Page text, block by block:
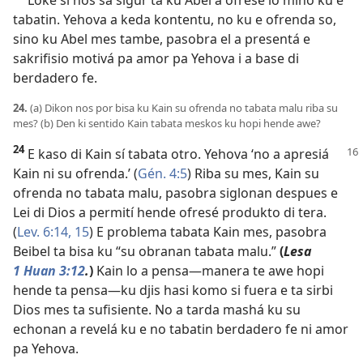
tabatin. Yehova a keda kontentu, no ku e ofrenda so,
sino ku Abel mes tambe, pasobra el a presentá e
sakrifisio motivá pa amor pa Yehova i a base di
berdadero fe.
24. (a) Dikon nos por bisa ku Kain su ofrenda no tabata malu riba su
mes? (b) Den ki sentido Kain tabata meskos ku hopi hende awe?
24E kaso di Kain sí tabata otro. Yehova ‘no a apresiá
Kain ni su ofrenda.’ (Gén. 4:5) Riba su mes, Kain su
ofrenda no tabata malu, pasobra siglonan despues e
Lei di Dios a permití hende ofresé produkto di tera.
(Lev. 6:14, 15) E problema tabata Kain mes, pasobra
Beibel ta bisa ku “su obranan tabata malu.”(Lesa
1 Huan 3:12.) Kain lo a pensa—manera te awe hopi
hende ta pensa—ku djis hasi komo si fuera e ta sirbi
Dios mes ta ­sufisiente. No a tarda mashá ku su
echonan a revelá ku e no tabatin berdadero fe ni amor
pa Yehova.